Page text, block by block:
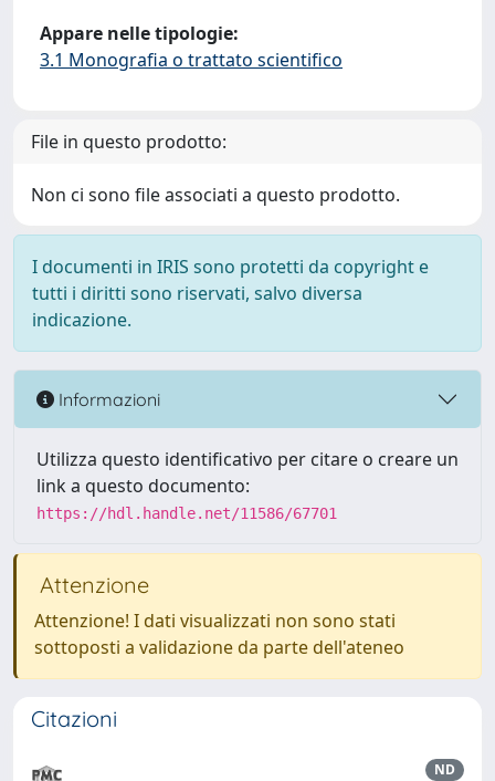
Appare nelle tipologie:
3.1 Monografia o trattato scientifico
File in questo prodotto:
Non ci sono file associati a questo prodotto.
I documenti in IRIS sono protetti da copyright e
tutti i diritti sono riservati, salvo diversa
indicazione.
Informazioni
Utilizza questo identificativo per citare o creare un
link a questo documento:
https://hdl.handle.net/11586/67701
Attenzione
Attenzione! I dati visualizzati non sono stati
sottoposti a validazione da parte dell'ateneo
Citazioni
ND